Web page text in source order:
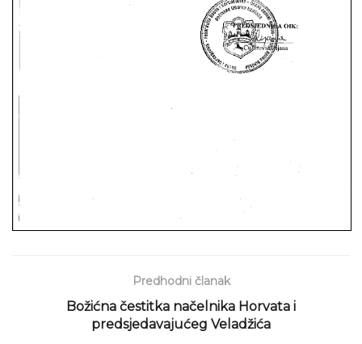
Predhodni članak
Božićna čestitka načelnika Horvata i
predsjedavajućeg Veladžića